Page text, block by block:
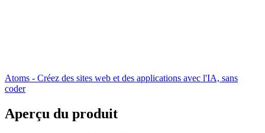
Atoms - Créez des sites web et des applications avec l'IA, sans
coder
Aperçu du produit